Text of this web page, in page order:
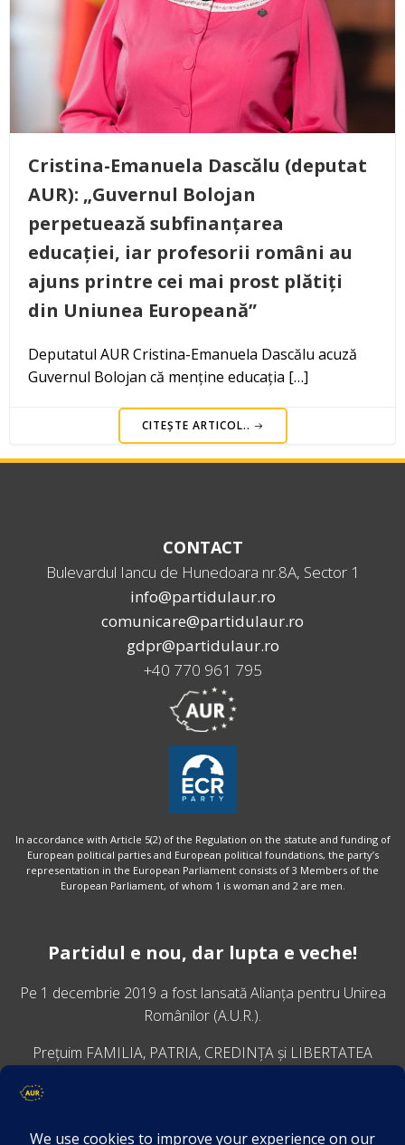
Cristina-Emanuela Dascălu (deputat
AUR): „Guvernul Bolojan
perpetuează subfinanțarea
educației, iar profesorii români au
ajuns printre cei mai prost plătiți
din Uniunea Europeană”
Deputatul AUR Cristina-Emanuela Dascălu acuză
Guvernul Bolojan că menține educația […]
CITEȘTE ARTICOL..
CONTACT
Bulevardul Iancu de Hunedoara nr.8A, Sector 1
info@partidulaur.ro
comunicare@partidulaur.ro
gdpr@partidulaur.ro
+40 770 961 795
In accordance with Article 5(2) of the Regulation on the statute and funding of
European political parties and European political foundations, the party’s
representation in the European Parliament consists of 3 Members of the
European Parliament, of whom 1 is woman and 2 are men.
Partidul e nou, dar lupta e veche!
Pe 1 decembrie 2019 a fost lansatăAlianța pentru Unirea
Românilor (A.U.R.).
Prețuim FAMILIA, PATRIA, CREDINȚA și LIBERTATEA